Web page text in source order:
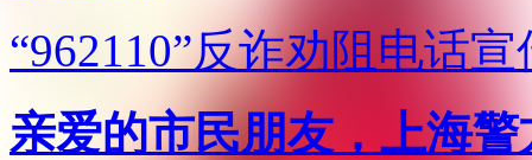
“962110”反诈劝阻电话宣
亲爱的市民朋友，上海